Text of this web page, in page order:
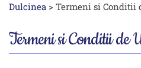
Dulcinea > Termeni si Conditii
Termeni si Conditii de